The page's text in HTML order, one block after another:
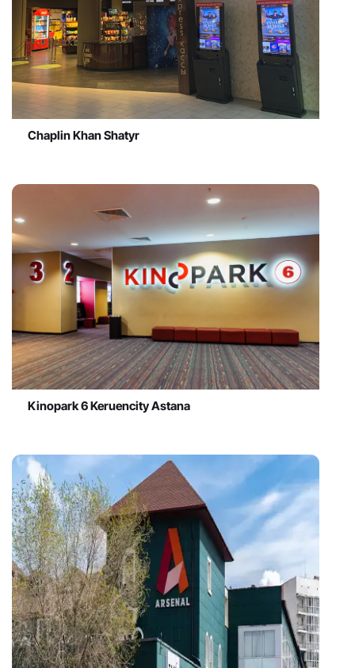
Chaplin Khan Shatyr
Kinopark 6 Keruencity Astana